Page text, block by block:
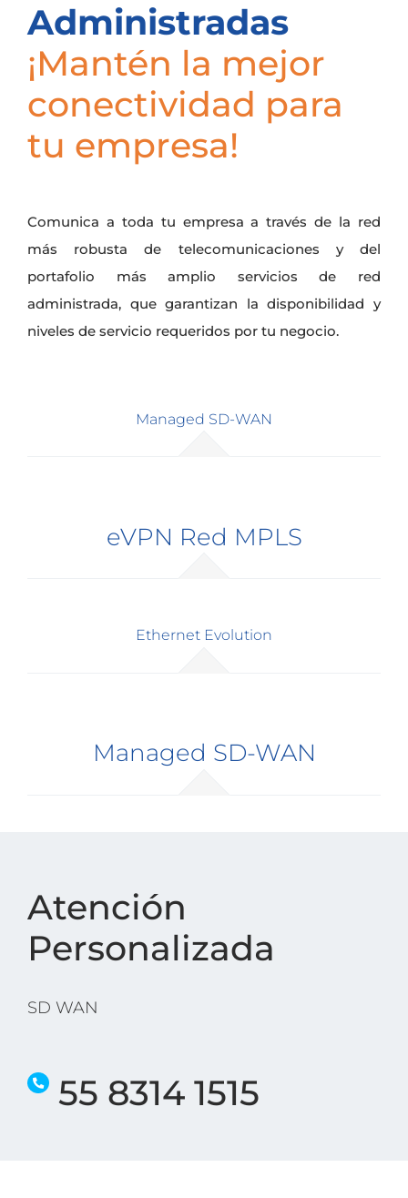
Administradas
¡Mantén la mejor
conectividad para
tu empresa!
Comunica a toda tu empresa a través de la red
más robusta de telecomunicaciones y del
portafolio más amplio servicios de red
administrada, que garantizan la disponibilidad y
niveles de servicio requeridos por tu negocio.
Managed SD-WAN
eVPN Red MPLS
Ethernet Evolution
Managed SD-WAN
Atención
Personalizada
SD WAN
55 8314 1515